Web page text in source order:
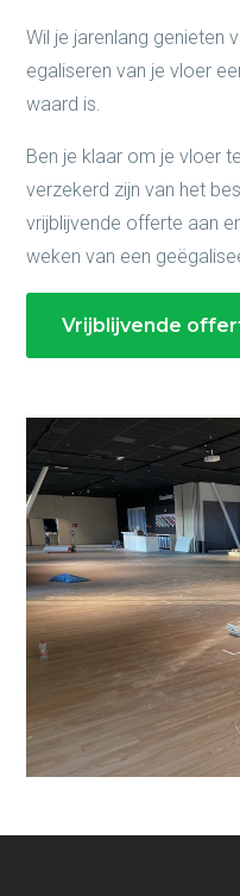
Wil je jarenlang genieten
egaliseren van je vloer
waard is.
Ben je klaar om je vloer
verzekerd zijn van het
vrijblijvende offerte aan
weken van een
Vrijblijvende